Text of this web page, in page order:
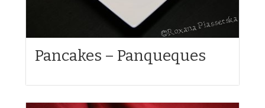
Pancakes – Panqueques